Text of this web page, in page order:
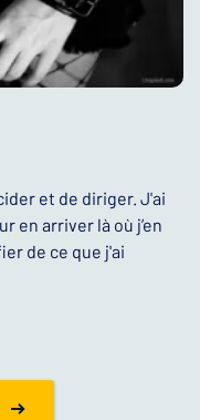
et de diriger. J'ai
en arriver là où j’en
de ce que j'ai